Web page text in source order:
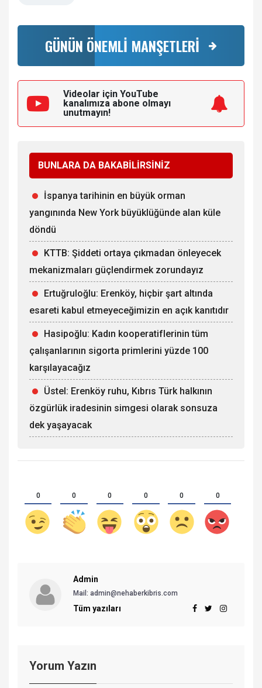
GÜNÜN ÖNEMLİ MANŞETLERİ
Videolar için YouTube
kanalımıza abone olmayı
unutmayın!
BUNLARA DA BAKABİLİRSİNİZ
İspanya tarihinin en büyük orman
yangınında New York büyüklüğünde alan küle
döndü
KTTB: Şiddeti ortaya çıkmadan önleyecek
mekanizmaları güçlendirmek zorundayız
Ertuğruloğlu: Erenköy, hiçbir şart altında
esareti kabul etmeyeceğimizin en açık kanıtıdır
Hasipoğlu: Kadın kooperatiflerinin tüm
çalışanlarının sigorta primlerini yüzde 100
karşılayacağız
Üstel: Erenköy ruhu, Kıbrıs Türk halkının
özgürlük iradesinin simgesi olarak sonsuza
dek yaşayacak
0 0 0 0 0 0
Admin
Mail: admin@nehaberkibris.com
Tüm yazıları
Yorum Yazın